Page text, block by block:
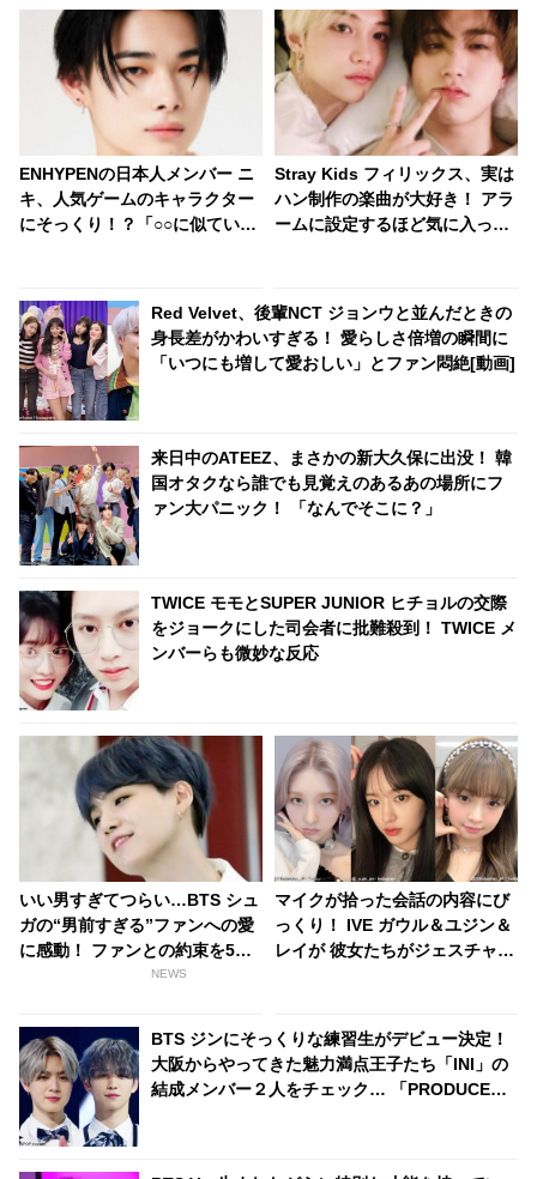
ENHYPENの日本人メンバー ニ
キ、人気ゲームのキャラクター
にそっくり！？「○○に似ている
な見た目にファン大爆笑「客観
的な視点で自分を見てるねｗ
ｗ」
Stray Kids フィリックス、実は
ハン制作の楽曲が大好き！ アラ
ームに設定するほど気に入って
Red Velvet、後輩NCT ジョンウと並んだときの
身長差がかわいすぎる！ 愛らしさ倍増の瞬間に
「いつにも増して愛おしい」とファン悶絶[動画]
来日中のATEEZ、まさかの新大久保に出没！ 韓
国オタクなら誰でも見覚えのあるあの場所にフ
ァン大パニック！ 「なんでそこに？」
TWICE モモとSUPER JUNIOR ヒチョルの交際
をジョークにした司会者に批難殺到！ TWICE メ
ンバーらも微妙な反応
いい男すぎてつらい…BTS シュ
ガの“男前すぎる”ファンへの愛
に感動！ ファンとの約束を5年
間守り続けた彼が見せた“最高の
ちていく人が続出
NEWS
マイクが拾った会話の内容にび
っくり！ IVE ガウル＆ユジン＆
レイが 彼女たちがジェスチャー
いにほっこり
BTS ジンにそっくりな練習生がデビュー決定！
大阪からやってきた魅力満点王子たち「INI」の
結成メンバー２人をチェック… 「PRODUCE